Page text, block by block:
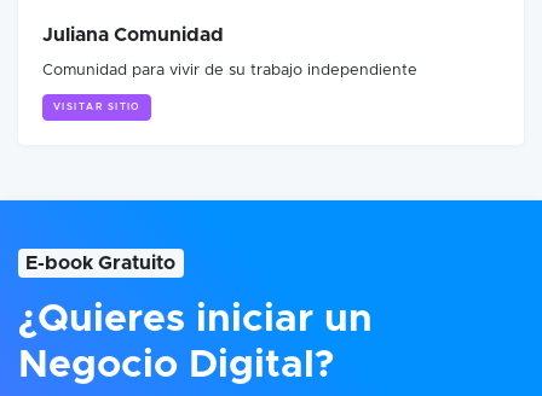
Juliana Comunidad
Comunidad para vivir de su trabajo independiente
VISITAR SITIO
E-book Gratuito
¿Quieres iniciar un
Negocio Digital?